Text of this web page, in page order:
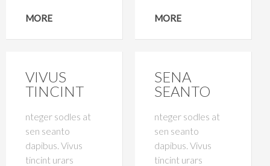
MORE MORE
VIVUS
TINCINT
nteger sodles at
sen seanto
dapibus. Vivus
tincint urars
SENA
SEANTO
nteger sodles at
sen seanto
dapibus. Vivus
tincint urars